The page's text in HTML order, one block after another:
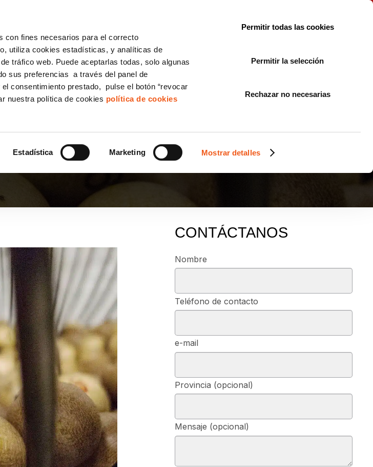
con fines necesarios para el correcto
utiliza cookies estadísticas, y analíticas de
tráfico web. Puede aceptarlas todas, solo algunas
sus preferencias a través del panel de
consentimiento prestado, pulse el botón “revocar
nuestra política de cookies política de cookies
Estadística Marketing Mostrar detalles
Permitir todas las cookies
Permitir la selección
Rechazar no necesarias
ECOMMERCE LSSI CANAL DENUNCIAS
DE LOTERÍA DE NAVIDAD DE
CONTÁCTANOS
Nombre
Teléfono de contacto
e-mail
Provincia (opcional)
Mensaje (opcional)